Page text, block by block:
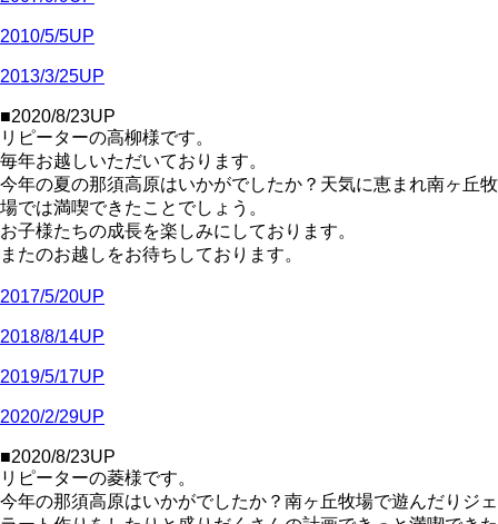
2010/5/5UP
2013/3/25UP
■2020/8/23UP
リピーターの高柳様です。
毎年お越しいただいております。
今年の夏の那須高原はいかがでしたか？天気に恵まれ南ヶ丘牧
場では満喫できたことでしょう。
お子様たちの成長を楽しみにしております。
またのお越しをお待ちしております。
2017/5/20UP
2018/8/14UP
2019/5/17UP
2020/2/29UP
■2020/8/23UP
リピーターの菱様です。
今年の那須高原はいかがでしたか？南ヶ丘牧場で遊んだりジェ